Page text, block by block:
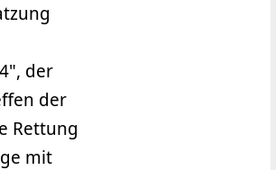
der
der
Rettung
mit